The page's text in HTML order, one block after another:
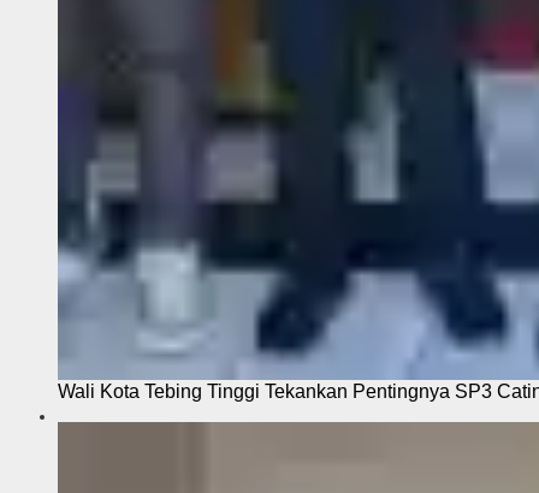
Wali Kota Tebing Tinggi Tekankan Pentingnya SP3